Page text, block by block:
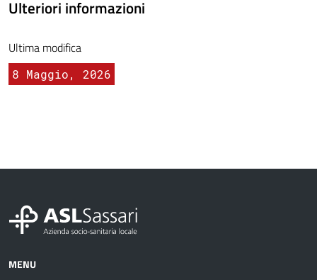
Ulteriori informazioni
Ultima modifica
8 Maggio, 2026
MENU